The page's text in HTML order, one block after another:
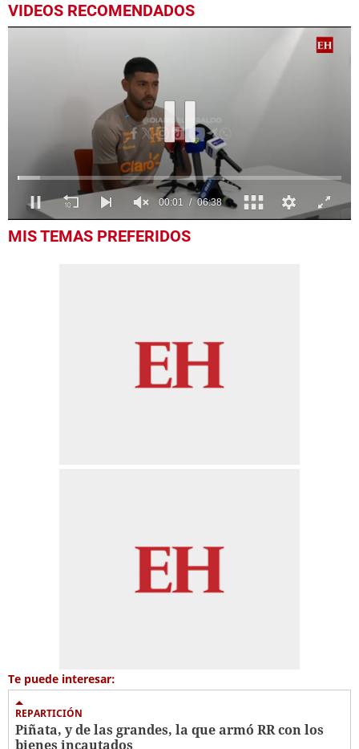
VIDEOS RECOMENDADOS
seconds
MIS TEMAS PREFERIDOS
Te puede interesar:
REPARTICIÓN
Piñata, y de las grandes, la que armó RR con los
bienes incautados